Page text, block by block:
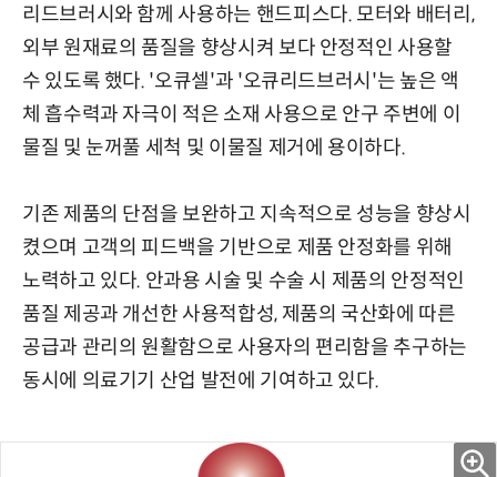
리드브러시와 함께 사용하는 핸드피스다. 모터와 배터리,
외부 원재료의 품질을 향상시켜 보다 안정적인 사용할
수 있도록 했다. '오큐셀'과 '오큐리드브러시'는 높은 액
체 흡수력과 자극이 적은 소재 사용으로 안구 주변에 이
물질 및 눈꺼풀 세척 및 이물질 제거에 용이하다.
기존 제품의 단점을 보완하고 지속적으로 성능을 향상시
켰으며 고객의 피드백을 기반으로 제품 안정화를 위해
노력하고 있다. 안과용 시술 및 수술 시 제품의 안정적인
품질 제공과 개선한 사용적합성, 제품의 국산화에 따른
공급과 관리의 원활함으로 사용자의 편리함을 추구하는
동시에 의료기기 산업 발전에 기여하고 있다.